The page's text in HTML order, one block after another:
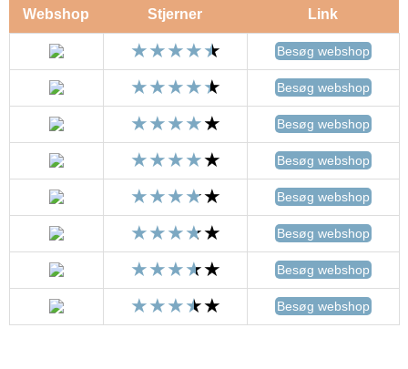
Webshop Stjerner Link
Besøg webshop
Besøg webshop
Besøg webshop
Besøg webshop
Besøg webshop
Besøg webshop
Besøg webshop
Besøg webshop